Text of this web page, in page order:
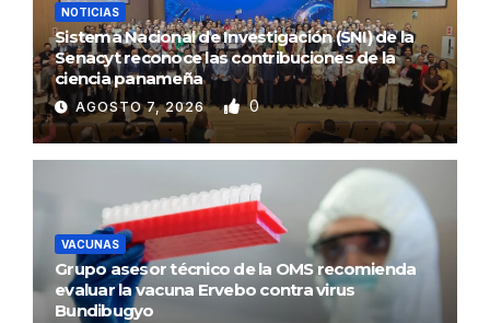
NOTICIAS
Sistema Nacional de Investigación (SNI) de la
Senacyt reconoce las contribuciones de la
ciencia panameña
AGOSTO 7, 2026 0
VACUNAS
Grupo asesor técnico de la OMS recomienda
evaluar la vacuna Ervebo contra virus
Bundibugyo